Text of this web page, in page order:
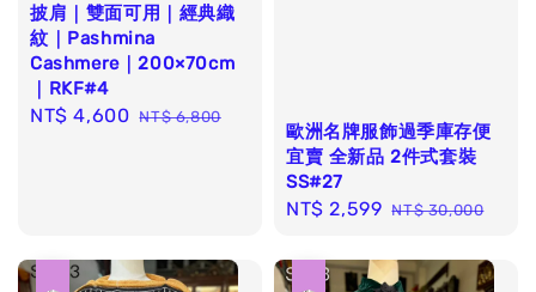
披肩｜雙面可用｜經典織
紋｜Pashmina
Cashmere｜200×70cm
｜RKF#4
Sale
NT$ 4,600 Regular
NT$ 6,800
歐洲名牌服飾過季庫存便
宜賣 全新品 2件式套裝
SS#27
Sale
NT$ 2,599 Regular
NT$ 30,000